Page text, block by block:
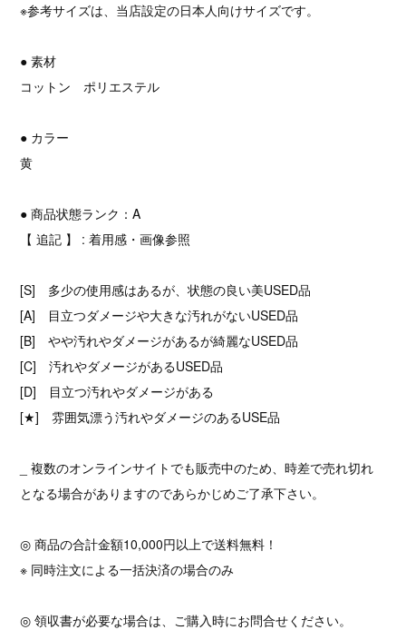
※参考サイズは、当店設定の日本人向けサイズです。
● 素材
コットン ポリエステル
● カラー
黄
● 商品状態ランク：A
【 追記 】 : 着用感・画像参照
[S] 多少の使用感はあるが、状態の良い美USED品
[A] 目立つダメージや大きな汚れがないUSED品
[B] やや汚れやダメージがあるが綺麗なUSED品
[C] 汚れやダメージがあるUSED品
[D] 目立つ汚れやダメージがある
[★] 雰囲気漂う汚れやダメージのあるUSE品
_ 複数のオンラインサイトでも販売中のため、時差で売れ切れ
となる場合がありますのであらかじめご了承下さい。
◎ 商品の合計金額10,000円以上で送料無料！
※ 同時注文による一括決済の場合のみ
◎ 領収書が必要な場合は、ご購入時にお問合せください。